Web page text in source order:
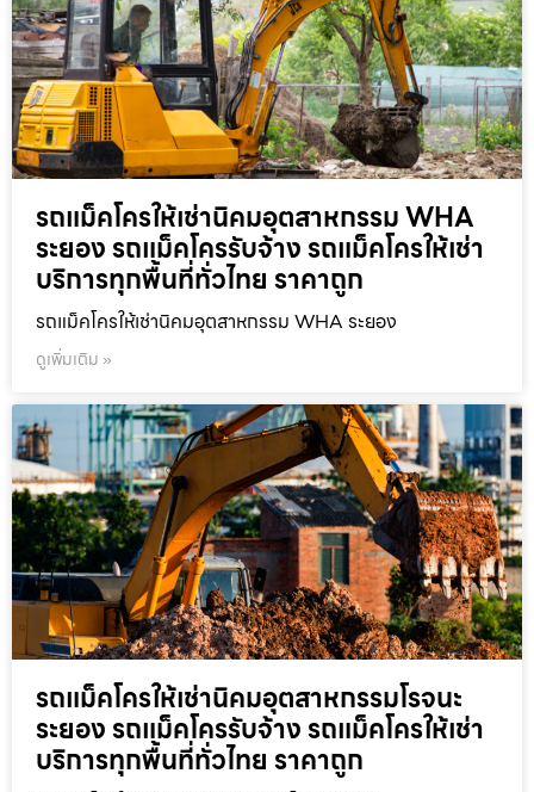
รถแม็คโครให้เช่านิคมอุตสาหกรรม WHA
ระยอง รถแม็คโครรับจ้าง รถแม็คโครให้เช่า
บริการทุกพื้นที่ทั่วไทย ราคาถูก
รถแม็คโครให้เช่านิคมอุตสาหกรรม WHA ระยอง
ดูเพิ่มเติม »
รถแม็คโครให้เช่านิคมอุตสาหกรรมโรจนะ
ระยอง รถแม็คโครรับจ้าง รถแม็คโครให้เช่า
บริการทุกพื้นที่ทั่วไทย ราคาถูก